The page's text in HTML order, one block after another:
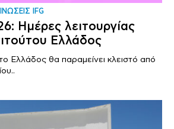
IFG
Ημέρες λειτουργίας
Ελλάδος
Ελλάδος θα παραμείνει κλειστό από